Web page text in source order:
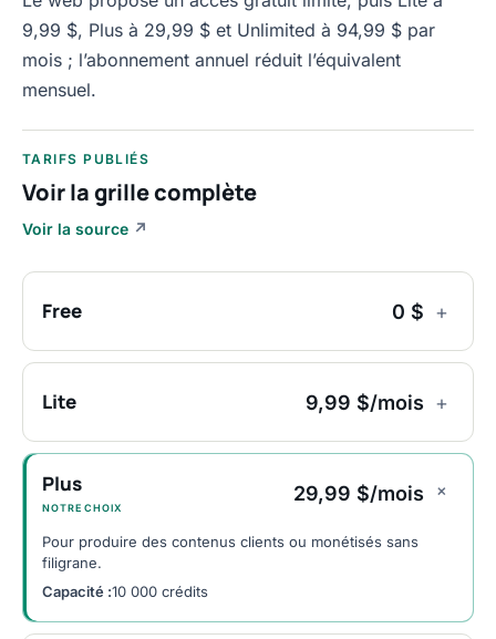
9,99 $, Plus à 29,99 $ et Unlimited à 94,99 $ par
mois ; l’abonnement annuel réduit l’équivalent
mensuel.
TARIFS PUBLIÉS
Voir la grille complète
Voir la source ↗
Free 0 $ +
Lite 9,99 $/mois +
Plus
NOTRE CHOIX
29,99 $/mois +
Pour produire des contenus clients ou monétisés sans
filigrane.
Capacité :10 000 crédits